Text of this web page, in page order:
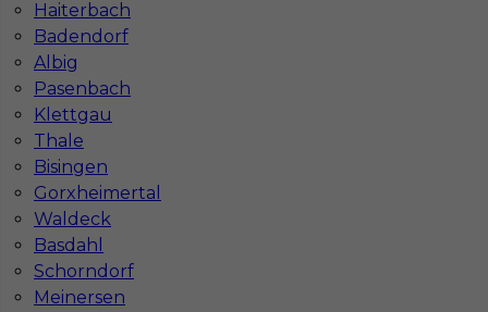
Haiterbach
Badendorf
Albig
Pasenbach
Klettgau
Thale
Bisingen
Gorxheimertal
Waldeck
Basdahl
Schorndorf
Meinersen
Regipsiarz / Szpachlarz - praca za granicą
Kategoria Prace wykończeniowe
Lokalizacja
Wymagane języki
Stawka 18 - 20 € / h